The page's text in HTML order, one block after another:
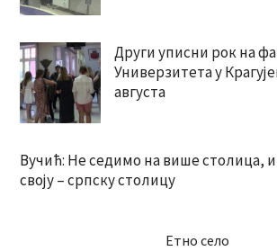
Други уписни рок на
Универзитета у
августа
Вучић: Не седимо на више столица,
своју – српску столицу
Етно село